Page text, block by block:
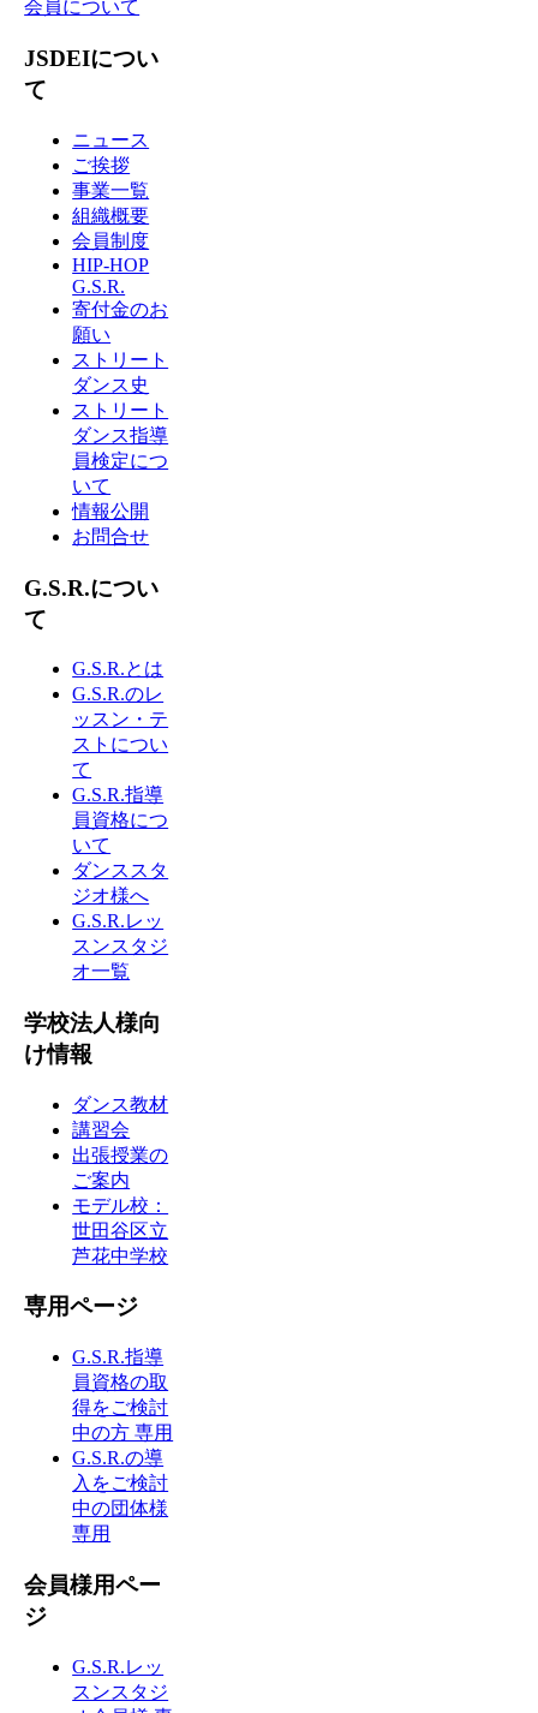
会員について
JSDEIについ
て
ニュース
ご挨拶
事業一覧
組織概要
会員制度
HIP-HOP
G.S.R.
寄付金のお
願い
ストリート
ダンス史
ストリート
ダンス指導
員検定につ
いて
情報公開
お問合せ
G.S.R.につい
て
G.S.R.とは
G.S.R.のレ
ッスン・テ
ストについ
て
G.S.R.指導
員資格につ
いて
ダンススタ
ジオ様へ
G.S.R.レッ
スンスタジ
オ一覧
学校法人様向
け情報
ダンス教材
講習会
出張授業の
ご案内
モデル校：
世田谷区立
芦花中学校
専用ページ
G.S.R.指導
員資格の取
得をご検討
中の方 専用
G.S.R.の導
入をご検討
中の団体様
専用
会員様用ペー
ジ
G.S.R.レッ
スンスタジ